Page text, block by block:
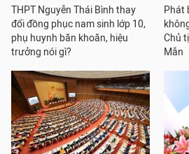
THPT Nguyễn Thái Bình thay
đổi đồng phục nam sinh lớp 10,
phụ huynh băn khoăn, hiệu
trưởng nói gì?
Phát
Chủ
Mẫn